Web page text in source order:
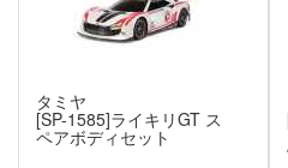
タミヤ
[SP-1585]ライキリGT ス
ペアボディセット